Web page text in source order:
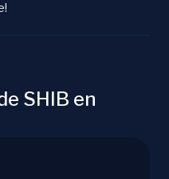
SHIB en